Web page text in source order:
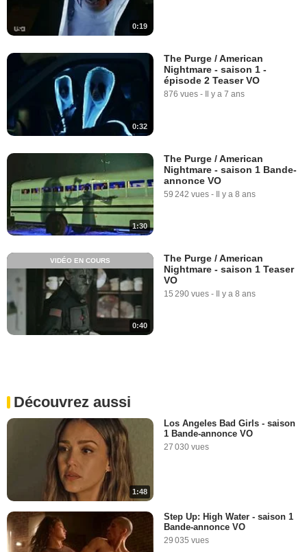
0:19
0:32
The Purge / American
Nightmare - saison 1 -
épisode 2 Teaser VO
876 vues - Il y a 7 ans
1:30
The Purge / American
Nightmare - saison 1 Bande-
annonce VO
59 242 vues - Il y a 8 ans
0:40
VIDÉO EN COURS
The Purge / American
Nightmare - saison 1 Teaser
VO
15 290 vues - Il y a 8 ans
Découvrez aussi
1:48
Los Angeles Bad Girls - saison
1 Bande-annonce VO
27 030 vues
Step Up: High Water - saison 1
Bande-annonce VO
29 035 vues